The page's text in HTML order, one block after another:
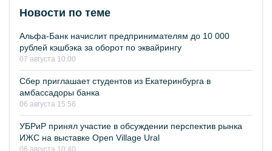
Новости по теме
Альфа-Банк начислит предпринимателям до 10 000
рублей кэшбэка за оборот по эквайрингу
07 августа 10:00
Сбер приглашает студентов из Екатеринбурга в
амбассадоры банка
06 августа 15:56
УБРиР принял участие в обсуждении перспектив рынка
ИЖС на выставке Open Village Ural
06 августа 10:40